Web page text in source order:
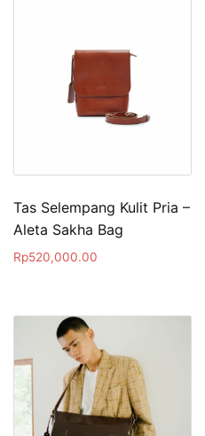
Tas Selempang Kulit Pria –
Aleta Sakha Bag
Rp520,000.00